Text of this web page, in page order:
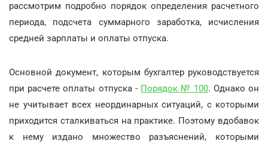
рассмотрим подробно порядок определения расчетного
периода, подсчета суммарного заработка, исчисления
средней зарплаты и оплаты отпуска.
Основной документ, которым бухгалтер руководствуется
при расчете оплаты отпуска - Порядок № 100. Однако он
не учитывает всех неординарных ситуаций, с которыми
приходится сталкиваться на практике. Поэтому вдобавок
к нему издано множество разъяснений, которыми